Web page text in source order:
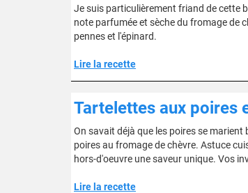
Je suis particulièrement friand de cette
note parfumée et sèche du fromage de
pennes et l'épinard.
Lire la recette
Tartelettes aux poires
On savait déjà que les poires se
poires au fromage de chèvre. Astuce
hors-d'oeuvre une saveur unique. Vos
Lire la recette